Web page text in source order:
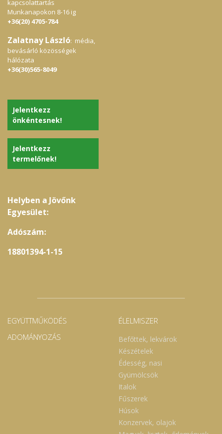
kapcsolattartás
Munkanapokon 8-16 ig
+36(20) 4705-784
Zalatnay László: média,
bevásárló közösségek
hálózata
+36(30)565-8049
Jelentkezz
önkéntesnek!
Jelentkezz
termelőnek!
Helyben a Jövőnk
Egyesület:
Adószám:
18801394-1-15
EGYÜTTMŰKÖDÉS
ADOMÁNYOZÁS
ÉLELMISZER
Befőttek, lekvárok
Készételek
Édesség, nasi
Gyümölcsök
Italok
Fűszerek
Húsok
Konzervek, olajok